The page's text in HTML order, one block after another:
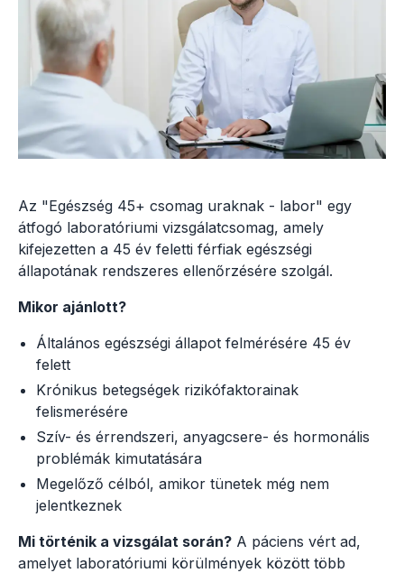
Az "Egészség 45+ csomag uraknak - labor" egy
átfogó laboratóriumi vizsgálatcsomag, amely
kifejezetten a 45 év feletti férfiak egészségi
állapotának rendszeres ellenőrzésére szolgál.
Mikor ajánlott?
Általános egészségi állapot felmérésére 45 év
felett
Krónikus betegségek rizikófaktorainak
felismerésére
Szív- és érrendszeri, anyagcsere- és hormonális
problémák kimutatására
Megelőző célból, amikor tünetek még nem
jelentkeznek
Mi történik a vizsgálat során? A páciens vért ad,
amelyet laboratóriumi körülmények között több